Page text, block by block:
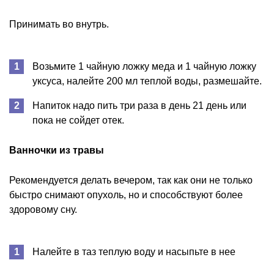
Принимать во внутрь.
Возьмите 1 чайную ложку меда и 1 чайную ложку
уксуса, налейте 200 мл теплой воды, размешайте.
Напиток надо пить три раза в день 21 день или
пока не сойдет отек.
Ванночки из травы
Рекомендуется делать вечером, так как они не только
быстро снимают опухоль, но и способствуют более
здоровому сну.
Налейте в таз теплую воду и насыпьте в нее